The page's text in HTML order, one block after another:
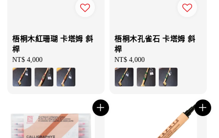
梧桐木紅珊瑚 卡塔姆 斜
桿
Regular
price
NT$ 4,000
梧桐木孔雀石 卡塔姆 斜
桿
Regular
price
NT$ 4,000